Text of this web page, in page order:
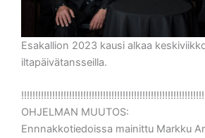
Esakallion 2023 kausi alkaa
iltapäivätansseilla.
OHJELMAN MUUTOS:
Ennnakkotiedoissa mainittu Markku